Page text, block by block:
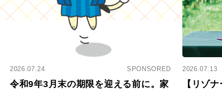
2026.07.24 SPONSORED
令和9年3月末の期限を迎える前に。家
2026.07.13
【リゾ